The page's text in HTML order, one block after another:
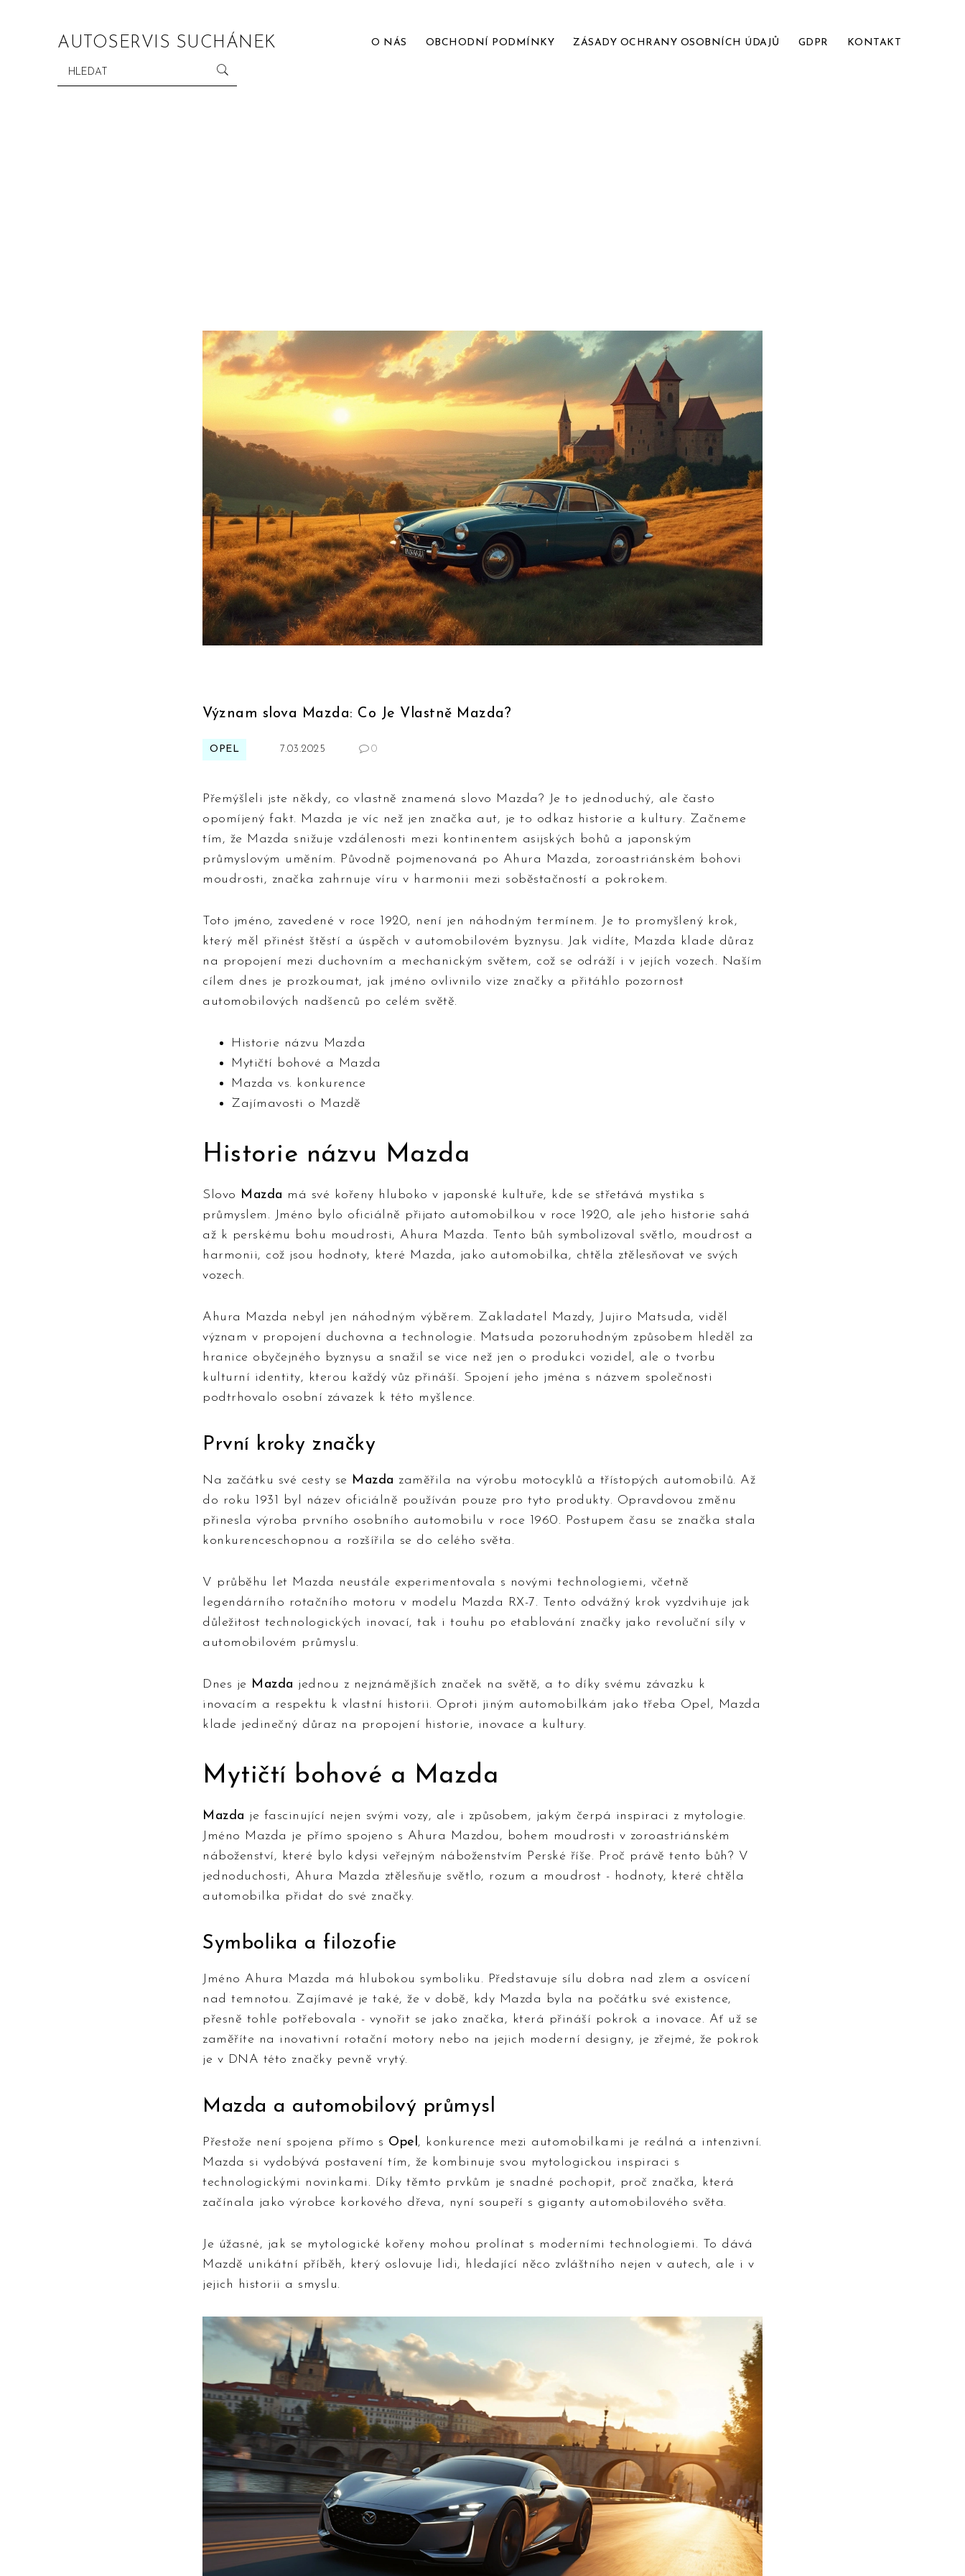
AUTOSERVIS SUCHÁNEK O NÁS OBCHODNÍ PODMÍNKY ZÁSADY OCHRANY OSOBNÍCH ÚDAJŮ GDPR KONTAKT
Význam slova Mazda: Co Je Vlastně Mazda?
OPEL 7.03.2025 0
Přemýšleli jste někdy, co vlastně znamená slovo Mazda? Je to jednoduchý, ale často
opomíjený fakt. Mazda je víc než jen značka aut, je to odkaz historie a kultury. Začneme
tím, že Mazda snižuje vzdálenosti mezi kontinentem asijských bohů a japonským
průmyslovým uměním. Původně pojmenovaná po Ahura Mazda, zoroastriánském bohovi
moudrosti, značka zahrnuje víru v harmonii mezi soběstačností a pokrokem.
Toto jméno, zavedené v roce 1920, není jen náhodným termínem. Je to promyšlený krok,
který měl přinést štěstí a úspěch v automobilovém byznysu. Jak vidíte, Mazda klade důraz
na propojení mezi duchovním a mechanickým světem, což se odráží i v jejích vozech. Naším
cílem dnes je prozkoumat, jak jméno ovlivnilo vize značky a přitáhlo pozornost
automobilových nadšenců po celém světě.
Historie názvu Mazda
Mytičtí bohové a Mazda
Mazda vs. konkurence
Zajímavosti o Mazdě
Historie názvu Mazda
Slovo Mazda má své kořeny hluboko v japonské kultuře, kde se střetává mystika s
průmyslem. Jméno bylo oficiálně přijato automobilkou v roce 1920, ale jeho historie sahá
až k perskému bohu moudrosti, Ahura Mazda. Tento bůh symbolizoval světlo, moudrost a
harmonii, což jsou hodnoty, které Mazda, jako automobilka, chtěla ztělesňovat ve svých
vozech.
Ahura Mazda nebyl jen náhodným výběrem. Zakladatel Mazdy, Jujiro Matsuda, viděl
význam v propojení duchovna a technologie. Matsuda pozoruhodným způsobem hleděl za
hranice obyčejného byznysu a snažil se vice než jen o produkci vozidel, ale o tvorbu
kulturní identity, kterou každý vůz přináší. Spojení jeho jména s názvem společnosti
podtrhovalo osobní závazek k této myšlence.
První kroky značky
Na začátku své cesty se Mazda zaměřila na výrobu motocyklů a třístopých automobilů. Až
do roku 1931 byl název oficiálně používán pouze pro tyto produkty. Opravdovou změnu
přinesla výroba prvního osobního automobilu v roce 1960. Postupem času se značka stala
konkurenceschopnou a rozšířila se do celého světa.
V průběhu let Mazda neustále experimentovala s novými technologiemi, včetně
legendárního rotačního motoru v modelu Mazda RX-7. Tento odvážný krok vyzdvihuje jak
důležitost technologických inovací, tak i touhu po etablování značky jako revoluční síly v
automobilovém průmyslu.
Dnes je Mazda jednou z nejznámějších značek na světě, a to díky svému závazku k
inovacím a respektu k vlastní historii. Oproti jiným automobilkám jako třeba Opel, Mazda
klade jedinečný důraz na propojení historie, inovace a kultury.
Mytičtí bohové a Mazda
Mazda je fascinující nejen svými vozy, ale i způsobem, jakým čerpá inspiraci z mytologie.
Jméno Mazda je přímo spojeno s Ahura Mazdou, bohem moudrosti v zoroastriánském
náboženství, které bylo kdysi veřejným náboženstvím Perské říše. Proč právě tento bůh? V
jednoduchosti, Ahura Mazda ztělesňuje světlo, rozum a moudrost - hodnoty, které chtěla
automobilka přidat do své značky.
Symbolika a filozofie
Jméno Ahura Mazda má hlubokou symboliku. Představuje sílu dobra nad zlem a osvícení
nad temnotou. Zajímavé je také, že v době, kdy Mazda byla na počátku své existence,
přesně tohle potřebovala - vynořit se jako značka, která přináší pokrok a inovace. Ať už se
zaměříte na inovativní rotační motory nebo na jejich moderní designy, je zřejmé, že pokrok
je v DNA této značky pevně vrytý.
Mazda a automobilový průmysl
Přestože není spojena přímo s Opel, konkurence mezi automobilkami je reálná a intenzivní.
Mazda si vydobývá postavení tím, že kombinuje svou mytologickou inspiraci s
technologickými novinkami. Díky těmto prvkům je snadné pochopit, proč značka, která
začínala jako výrobce korkového dřeva, nyní soupeří s giganty automobilového světa.
Je úžasné, jak se mytologické kořeny mohou prolínat s moderními technologiemi. To dává
Mazdě unikátní příběh, který oslovuje lidi, hledající něco zvláštního nejen v autech, ale i v
jejich historii a smyslu.